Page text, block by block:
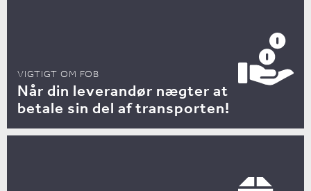
VIGTIGT OM FOB
Når din leverandør nægter at
betale sin del af transporten!